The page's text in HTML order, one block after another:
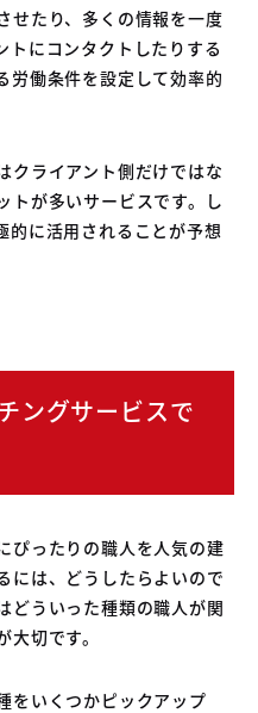
せたり、多くの情報を一度
トにコンタクトしたりする
労働条件を設定して効率的
クライアント側だけではな
トが多いサービスです。し
的に活用されることが予想
ングサービスで
ぴったりの職人を人気の建
には、どうしたらよいので
どういった種類の職人が関
切です。
をいくつかピックアップ